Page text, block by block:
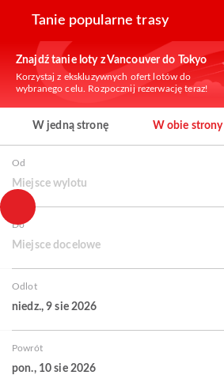
Tanie popularne trasy
Znajdź tanie loty z Vancouver do Tokyo
Korzystaj z ekskluzywnych ofert lotów do
wybranego celu. Rozpocznij rezerwację teraz!
W jedną stronę W obie strony
Od
Miejsce wylotu
Do
Miejsce docelowe
Odlot
niedz., 9 sie 2026
Powrót
pon., 10 sie 2026